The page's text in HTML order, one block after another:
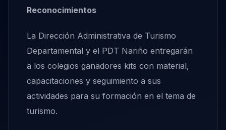
Reconocimientos
La Dirección Administrativa de Turismo
Departamental y el PDT Nariño entregarán
a los colegios ganadores kits con material,
capacitaciones y seguimiento a sus
actividades para su formación en el tema de
turismo.